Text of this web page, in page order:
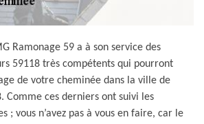
Ramonage 59 a à son service des
59118 très compétents qui pourront
de votre cheminée dans la ville de
Comme ces derniers ont suivi les
; vous n’avez pas à vous en faire, car le